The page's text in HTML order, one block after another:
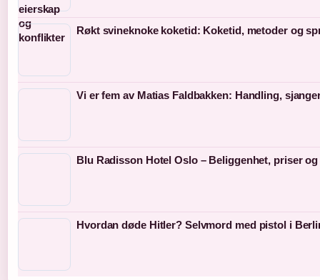
Røkt svineknoke koketid: Koketid, metoder og
Vi er fem av Matias Faldbakken: Handling,
Blu Radisson Hotel Oslo – Beliggenhet, priser og
Hvordan døde Hitler? Selvmord med pistol i